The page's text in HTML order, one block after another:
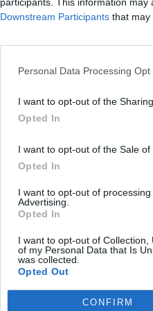
Downstream Participants that may
Personal Data Processing Opt
I want to opt-out of the
Opted In
I want to opt-out of the Sale of
Opted In
I want to opt-out of
Advertising.
Opted In
I want to opt-out of
of my Personal Data that Is
was collected.
Opted Out
CONFIRM